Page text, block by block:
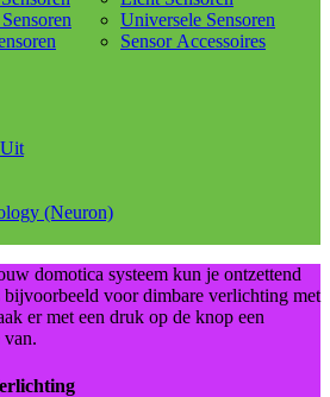
Universele Sensoren
Sensor Accessoires
(Neuron)
domotica systeem kun je ontzettend
bijvoorbeeld voor dimbare verlichting met
er met een druk op de knop een
van.